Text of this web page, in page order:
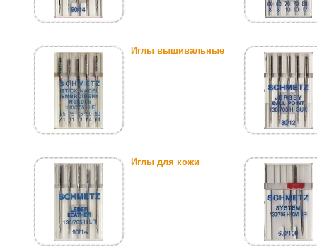
Иглы вышивальные
Иглы для кожи